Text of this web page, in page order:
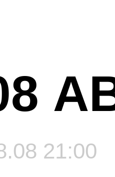
21:00